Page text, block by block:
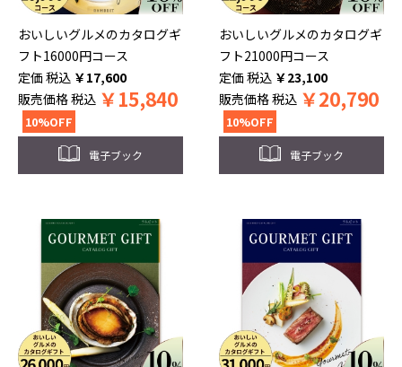
おいしいグルメのカタログギ
フト16000円コース
税込 ￥17,600
販売価格税込 ￥15,840
10%OFF
電子ブック
おいしいグルメのカタログギ
フト21000円コース
税込 ￥23,100
販売価格税込 ￥20,790
10%OFF
電子ブック